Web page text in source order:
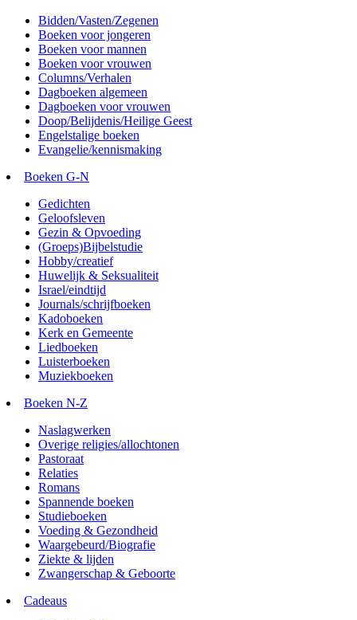
Bidden/Vasten/Zegenen
Boeken voor jongeren
Boeken voor mannen
Boeken voor vrouwen
Columns/Verhalen
Dagboeken algemeen
Dagboeken voor vrouwen
Doop/Belijdenis/Heilige Geest
Engelstalige boeken
Evangelie/kennismaking
Boeken G-N
Gedichten
Geloofsleven
Gezin & Opvoeding
(Groeps)Bijbelstudie
Hobby/creatief
Huwelijk & Seksualiteit
Israel/eindtijd
Journals/schrijfboeken
Kadoboeken
Kerk en Gemeente
Liedboeken
Luisterboeken
Muziekboeken
Boeken N-Z
Naslagwerken
Overige religies/allochtonen
Pastoraat
Relaties
Romans
Spannende boeken
Studieboeken
Voeding & Gezondheid
Waargebeurd/Biografie
Ziekte & lijden
Zwangerschap & Geboorte
Cadeaus